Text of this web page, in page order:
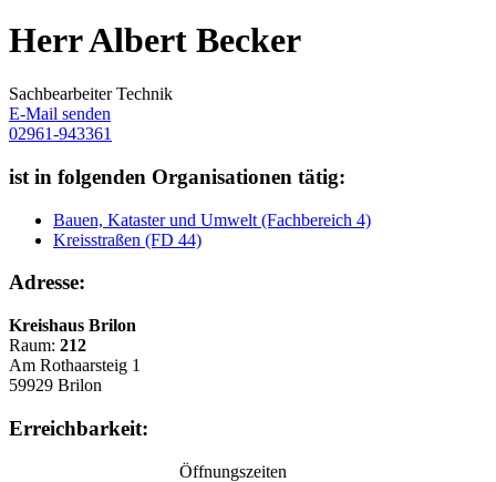
Herr Albert Becker
Sachbearbeiter Technik
E-Mail senden
02961-943361
ist in folgenden Organisationen tätig:
Bauen, Kataster und Umwelt (Fachbereich 4)
Kreisstraßen (FD 44)
Adresse:
Kreishaus Brilon
Raum: 212
Am Rothaarsteig 1
59929 Brilon
Erreichbarkeit:
Öffnungszeiten